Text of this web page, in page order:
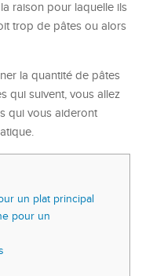
raison pour laquelle ils
trop de pâtes ou alors
la quantité de pâtes
qui suivent, vous allez
qui vous aideront
un plat principal
pour un